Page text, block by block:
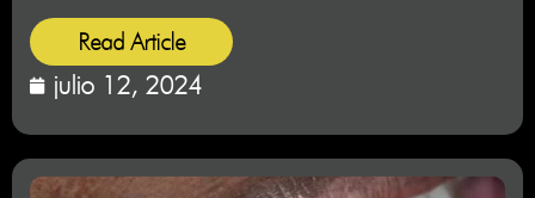
Read Article
julio 12, 2024